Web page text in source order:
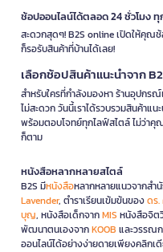
ช้อปออนไลน์ได้ตลอด 24 ชั่วโมง ทุ
สะดวกสุดๆ! B2S online เปิดให้คุณ
ก็รอรับสินค้าที่บ้านได้เลย!
เลือกช้อปสินค้าแนะนำจาก
สำหรับใครที่กำลังมองหา ร้านอุปกร
ไม่สะดวก วันนี้เราได้รวบรวมสินค้าแ
พร้อมตอบโจทย์ทุกไลฟ์สไตล์ ไม่ว่าคุ
ก็ตาม
หนังสือหลากหลายสไตล์
B2S มีหนังสือหลากหลายแนวจากสำ
Lavender, ตำราเรียนเข้มข้นของดร
บุญ, หนังสือเด็กจากMIS หนังสือจิต
พัฒนาตนเองจากKOOB และวรรณ
ออนไลน์ได้อย่างง่ายดายเพียงคลิกเ